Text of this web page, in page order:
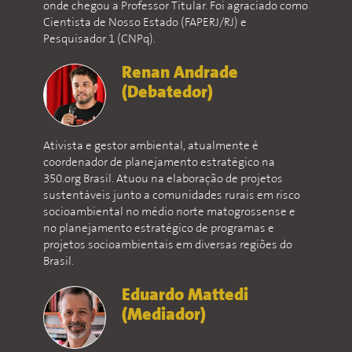
onde chegou a Professor Titular. Foi agraciado como
Cientista de Nosso Estado (FAPERJ/RJ) e
Pesquisador 1 (CNPq).
Renan Andrade
(Debatedor)
Ativista e gestor ambiental, atualmente é
coordenador de planejamento estratégico na
350.org Brasil. Atuou na elaboração de projetos
sustentáveis junto a comunidades rurais em risco
socioambiental no médio norte matogrossense e
no planejamento estratégico de programas e
projetos socioambientais em diversas regiões do
Brasil.
Eduardo Mattedi
(Mediador)